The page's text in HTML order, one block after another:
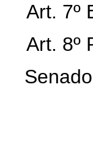
Art. 7º
Art. 8º